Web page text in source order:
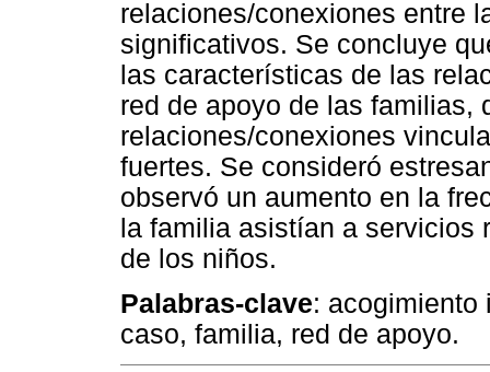
relaciones/conexiones entre
significativos. Se concluye
las características de las
red de apoyo de las familias,
relaciones/conexiones
fuertes. Se consideró
observó un aumento en la
la familia asistían a
de los niños.
Palabras-clave: acogimiento
caso, familia, red de apoyo.